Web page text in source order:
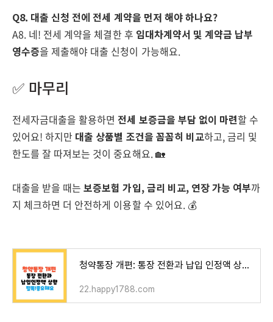
Q8. 대출 신청 전에 전세 계약을 먼저 해야 하나요?
A8. 네! 전세 계약을 체결한 후 임대차계약서 및 계약금 납부
영수증을 제출해야 대출 신청이 가능해요.
✅ 마무리
전세자금대출을 활용하면 전세 보증금을 부담 없이 마련할 수
있어요! 하지만 대출 상품별 조건을 꼼꼼히 비교하고, 금리 및
한도를 잘 따져보는 것이 중요해요. 🏡
대출을 받을 때는보증보험 가입, 금리 비교, 연장 가능 여부까
지 체크하면 더 안전하게 이용할 수 있어요. 💰
청약통장 개편: 통장 전환과 납입 인정액 상향 알아보기
22.happy1788.com